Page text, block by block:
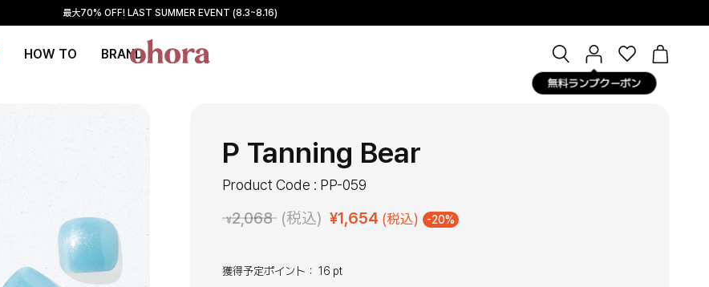
最大70% OFF! LAST SUMMER EVENT (8.3~8.16)
HOW TO BRAND
Open
search
bar
マ
イ
ペ
無料ランプクーポン
OPEN
P Tanning Bear
Product Code : PP-059
¥2,068 (税込) ¥1,654 (税込) -20%
獲得予定ポイント： 16 pt